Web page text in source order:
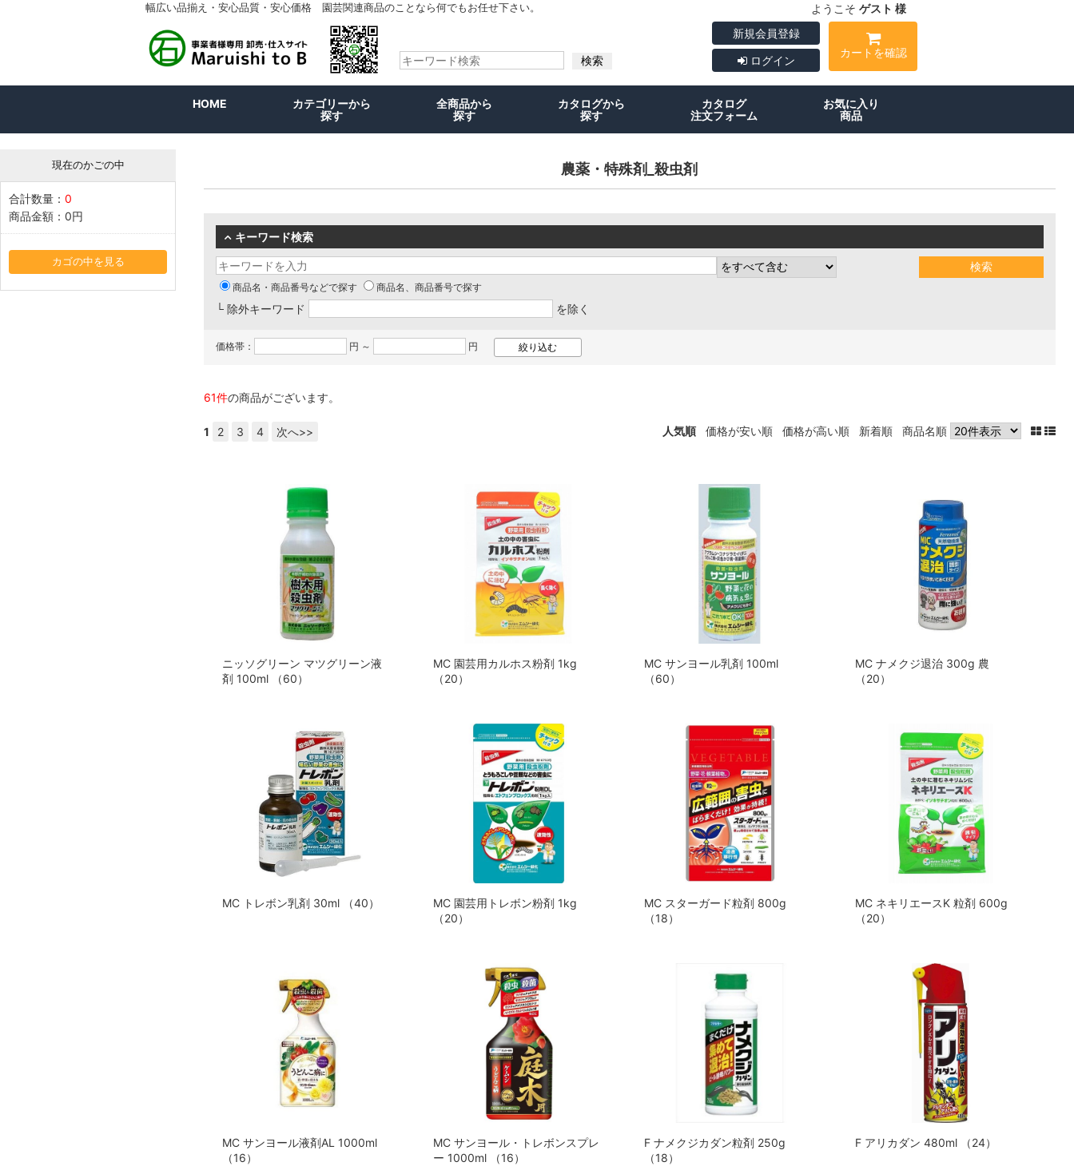
幅広い品揃え・安心品質・安心価格 園芸関連商品のことなら何でもお任せ下さい。 ようこそ ゲスト 様
新規会員登録
ログイン
カートを確認
HOME
カテゴリーから
探す
全商品から
探す
カタログから
探す
カタログ
注文フォーム
お気に入り
商品
現在のかごの中
合計数量： 0
商品金額： 0円
カゴの中を見る
農薬・特殊剤_殺虫剤
キーワード検索
商品名・商品番号などで探す 商品名、商品番号で探す
└ 除外キーワード を除く
価格帯： 円 ～ 円
61件の商品がございます。
人気順 価格が安い順 価格が高い順 新着順 商品名順
1 2 3 4 次へ>>
ニッソグリーン マツグリーン液
剤 100ml （60）
MC 園芸用カルホス粉剤 1kg
（20）
MC サンヨール乳剤 100ml
（60）
MC ナメクジ退治 300g 農
（20）
MC トレボン乳剤 30ml （40）
MC 園芸用トレボン粉剤 1kg
（20）
MC スターガード粒剤 800g
（18）
MC ネキリエースK 粒剤 600g
（20）
MC サンヨール液剤AL 1000ml
（16）
MC サンヨール・トレボンスプレ
ー 1000ml （16）
F ナメクジカダン粒剤 250g
（18）
F アリカダン 480ml （24）